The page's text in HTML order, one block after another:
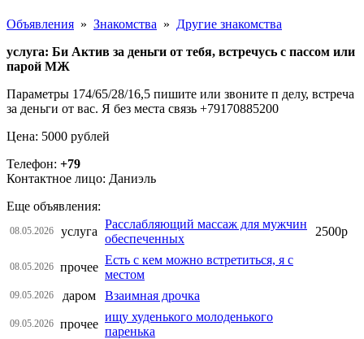
Объявления » Знакомства » Другие знакомства
услуга: Би Актив за деньги от тебя, встречусь с пассом или
парой МЖ
Параметры 174/65/28/16,5 пишите или звоните п делу, встреча
за деньги от вас. Я без места связь +79170885200
Цена: 5000 рублей
Телефон: +79
Контактное лицо: Даниэль
Еще объявления:
08.05.2026 услуга
Расслабляющий массаж для мужчин
обеспеченных
2500р
08.05.2026 прочее
Есть с кем можно встретиться, я с
местом
09.05.2026 даром Взаимная дрочка
09.05.2026 прочее
ищу худенького молоденького
паренька